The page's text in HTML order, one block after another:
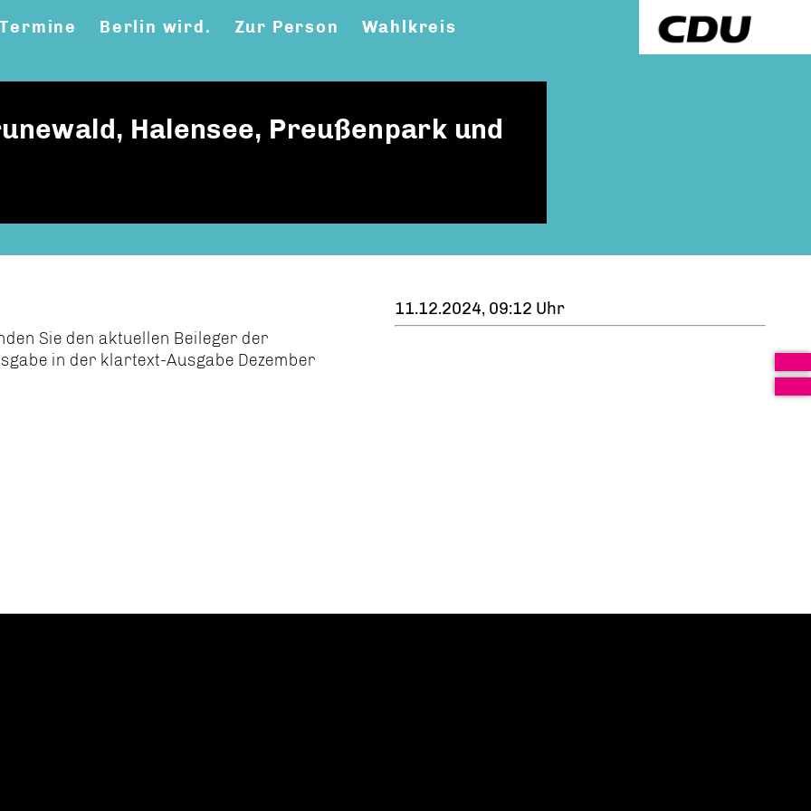
Termine Berlin wird. Zur Person
Wahlkreis
Halensee, Preußenpark und
Sie den aktuellen Beileger der
in der klartext-Ausgabe Dezember
11.12.2024, 09:12 Uhr